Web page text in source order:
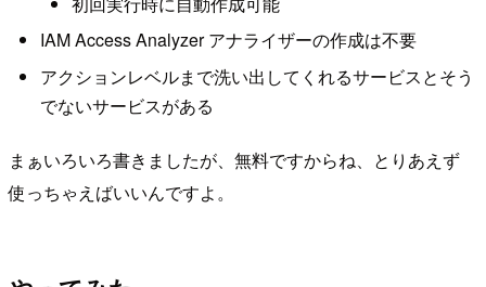
IAM Access Analyzer アナライザーの作成は不要
アクションレベルまで洗い出してくれるサービスとそう
でないサービスがある
まぁいろいろ書きましたが、無料ですからね、とりあえず
使っちゃえばいいんですよ。